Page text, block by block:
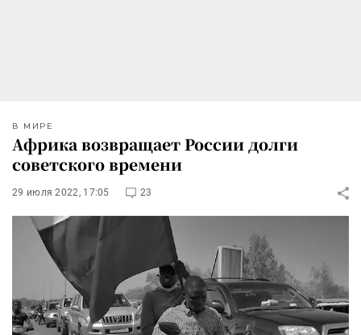
В МИРЕ
Африка возвращает России долги
советского времени
29 июля 2022, 17:05 23